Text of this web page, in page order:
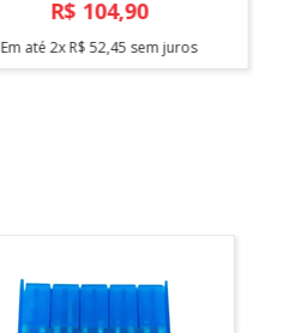
R$ 104,90
Em até2xR$52,45 sem juros